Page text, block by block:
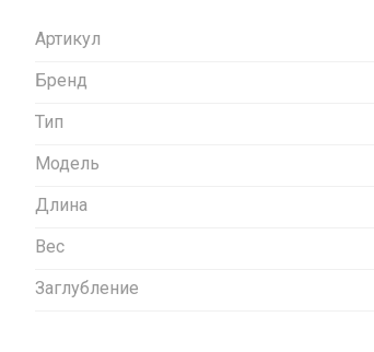
Артикул
Бренд
Тип
Модель
Длина
Вес
Заглубление